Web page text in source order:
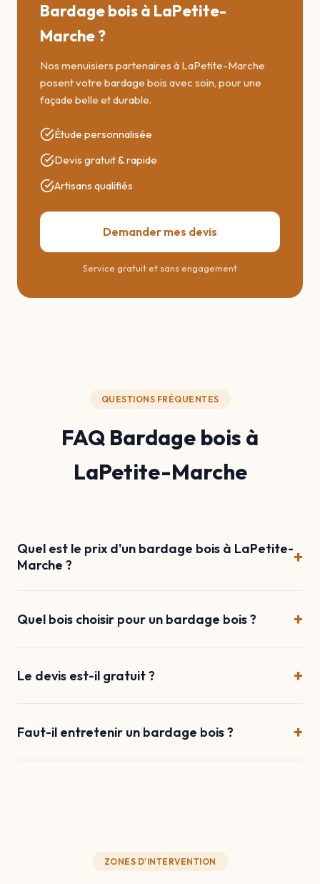
Bardage bois à LaPetite-
Marche ?
Nos menuisiers partenaires à LaPetite-Marche
posent votre bardage bois avec soin, pour une
façade belle et durable.
Étude personnalisée
Devis gratuit & rapide
Artisans qualifiés
Demander mes devis
Service gratuit et sans engagement
QUESTIONS FRÉQUENTES
FAQ Bardage bois à
LaPetite-Marche
Quel est le prix d'un bardage bois à LaPetite-
Marche ?
+
Quel bois choisir pour un bardage bois ? +
Le devis est-il gratuit ? +
Faut-il entretenir un bardage bois ? +
ZONES D'INTERVENTION